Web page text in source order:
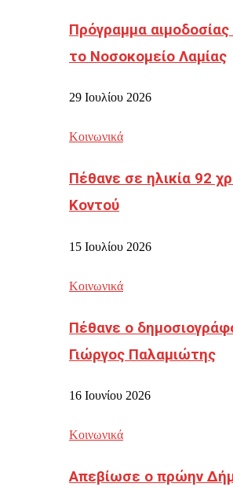
Πρόγραμμα
το Νοσοκομείο Λαμίας
29 Ιουλίου 2026
Κοινωνικά
Πέθανε σε ηλικία 92
Κοντού
15 Ιουλίου 2026
Κοινωνικά
Πέθανε ο
Γιώργος Παλαμιώτης
16 Ιουνίου 2026
Κοινωνικά
Απεβίωσε ο πρώην